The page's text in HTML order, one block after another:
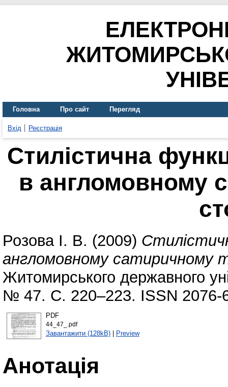
Головна Про сайт Перегляд
Вхід Реєстрація
Стилістична
в англомовному
Розова І. В. (2009)
англомовному сатиричному
Житомирського державного
№ 47. С. 220–223. ISSN 2076-
PDF
44_47_.pdf
Завантажити (128kB)| Preview
Анотація